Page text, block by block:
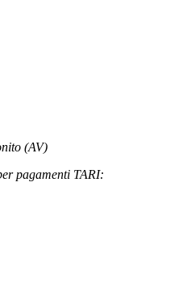
(AV)
pagamenti TARI: